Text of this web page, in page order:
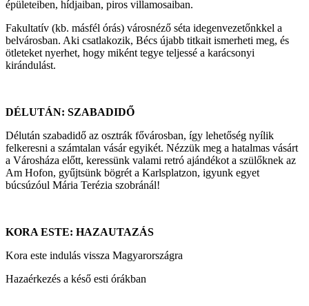
épületeiben, hídjaiban, piros villamosaiban.
Fakultatív (kb. másfél órás) városnéző séta idegenvezetőnkkel a
belvárosban. Aki csatlakozik, Bécs újabb titkait ismerheti meg, és
ötleteket nyerhet, hogy miként tegye teljessé a karácsonyi
kirándulást.
DÉLUTÁN: SZABADIDŐ
Délután szabadidő az osztrák fővárosban, így lehetőség nyílik
felkeresni a számtalan vásár egyikét. Nézzük meg a hatalmas vásárt
a Városháza előtt, keressünk valami retró ajándékot a szülőknek az
Am Hofon, gyűjtsünk bögrét a Karlsplatzon, igyunk egyet
búcsúzóul Mária Terézia szobránál!
KORA ESTE: HAZAUTAZÁS
Kora este indulás vissza Magyarországra
Hazaérkezés a késő esti órákban